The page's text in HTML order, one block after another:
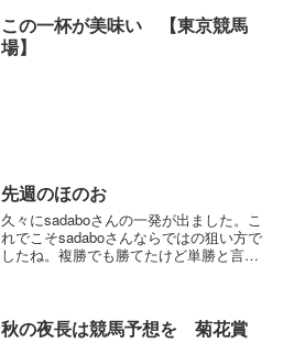
ダノンプラチナを本命に...
この一杯が美味い 【東京競馬
場】
先週のほのお
久々にsadaboさんの一発が出ました。こ
れでこそsadaboさんならではの狙い方で
したね。複勝でも勝てたけど単勝と言う
る日...
秋の夜長は競馬予想を 菊花賞